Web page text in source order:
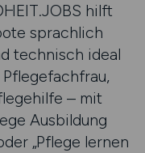
hilft
sprachlich
technisch ideal
– mit
Ausbildung
„Pflege lernen